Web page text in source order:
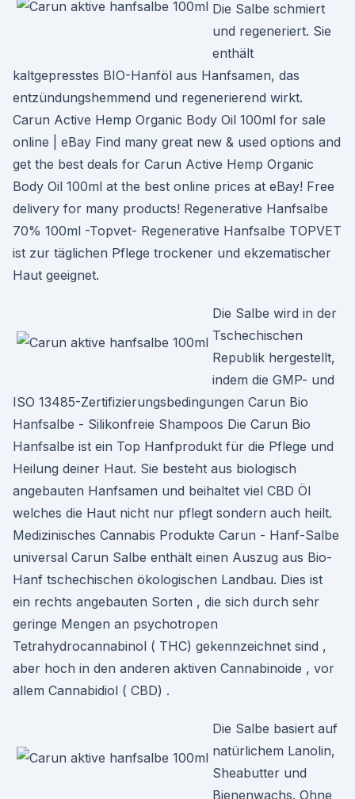
Die Salbe schmiert
und regeneriert. Sie
enthält
kaltgepresstes BIO-Hanföl aus Hanfsamen, das
entzündungshemmend und regenerierend wirkt.
Carun Active Hemp Organic Body Oil 100ml for sale
online | eBay Find many great new & used options and
get the best deals for Carun Active Hemp Organic
Body Oil 100ml at the best online prices at eBay! Free
delivery for many products! Regenerative Hanfsalbe
70% 100ml -Topvet- Regenerative Hanfsalbe TOPVET
ist zur täglichen Pflege trockener und ekzematischer
Haut geeignet.
Die Salbe wird in der
Tschechischen
Republik hergestellt,
indem die GMP- und
ISO 13485-Zertifizierungsbedingungen Carun Bio
Hanfsalbe - Silikonfreie Shampoos Die Carun Bio
Hanfsalbe ist ein Top Hanfprodukt für die Pflege und
Heilung deiner Haut. Sie besteht aus biologisch
angebauten Hanfsamen und beihaltet viel CBD Öl
welches die Haut nicht nur pflegt sondern auch heilt.
Medizinisches Cannabis Produkte Carun - Hanf-Salbe
universal Carun Salbe enthält einen Auszug aus Bio-
Hanf tschechischen ökologischen Landbau. Dies ist
ein rechts angebauten Sorten , die sich durch sehr
geringe Mengen an psychotropen
Tetrahydrocannabinol ( THC) gekennzeichnet sind ,
aber hoch in den anderen aktiven Cannabinoide , vor
allem Cannabidiol ( CBD) .
Die Salbe basiert auf
natürlichem Lanolin,
Sheabutter und
Bienenwachs. Ohne